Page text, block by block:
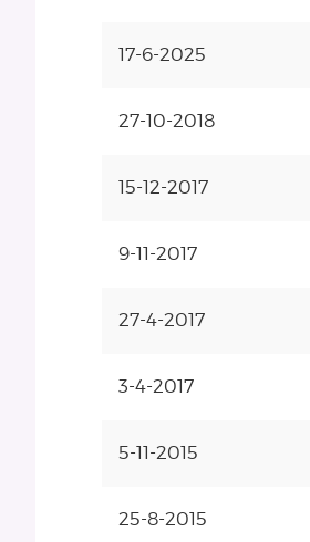
17-6-2025
27-10-2018
15-12-2017
9-11-2017
27-4-2017
3-4-2017
5-11-2015
25-8-2015